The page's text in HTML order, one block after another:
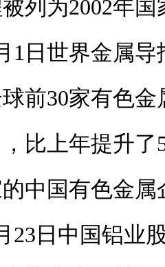
列为2002年
1日世界金属
前30家有色
比上年提升
中国有色金属
23日中国铝业